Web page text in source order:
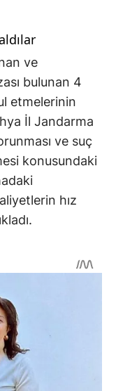
ve
bulunan 4
etmelerinin
İl Jandarma
ve suç
konusundaki
hız